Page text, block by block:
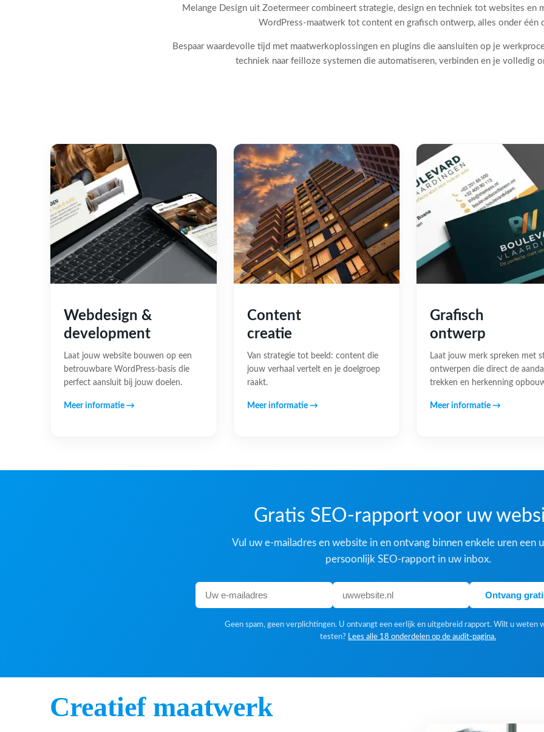
Melange Design uit Zoetermeer combineert strategie, design en techniek tot websites en
WordPress-maatwerk tot content en grafisch ontwerp, alles onder één
Bespaar waardevolle tijd met maatwerkoplossingen en plugins die aansluiten op je
techniek naar feilloze systemen die automatiseren, verbinden en je volledig
Webdesign &
development
Laat jouw website bouwen op een
betrouwbare WordPress-basis die
perfect aansluit bij jouw doelen.
Meer informatie →
Content
creatie
Van strategie tot beeld: content die
jouw verhaal vertelt en je doelgroep
raakt.
Meer informatie →
Grafisch
ontwerp
Laat jouw merk spreken met
ontwerpen die direct de
trekken en herkenning
Meer informatie →
Gratis SEO-rapport voor uw
Vul uw e-mailadres en website in en ontvang binnen enkele uren een
persoonlijk SEO-rapport in uw inbox.
Ontvang
Geen spam, geen verplichtingen. U ontvangt een eerlijk en uitgebreid rapport. Wilt u weten
testen? Lees alle 18 onderdelen op de audit-pagina.
Creatief maatwerk